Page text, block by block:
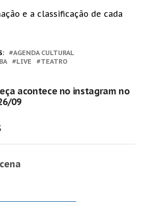
e a classificação de cada
AGENDA CULTURAL
LIVE TEATRO
acontece no instagram no
09